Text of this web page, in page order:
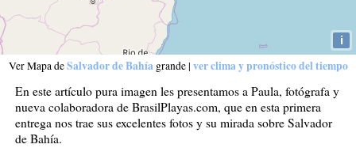
En este artículo pura imagen les presentamos a Paula, fotógrafa y
nueva colaboradora de BrasilPlayas.com, que en esta primera
entrega nos trae sus excelentes fotos y su mirada sobre Salvador
de Bahía.
i
Ver Mapa deSalvador de Bahíagrande| ver clima y pronóstico del tiempo